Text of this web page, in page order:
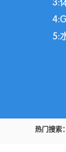
热门搜索：